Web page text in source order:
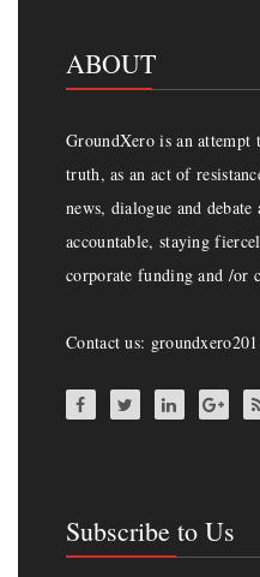
ABOUT
GroundXero is an attempt
truth, as an act of
news, dialogue and
accountable, staying
corporate funding and /or
Contact us:
Subscribe to Us